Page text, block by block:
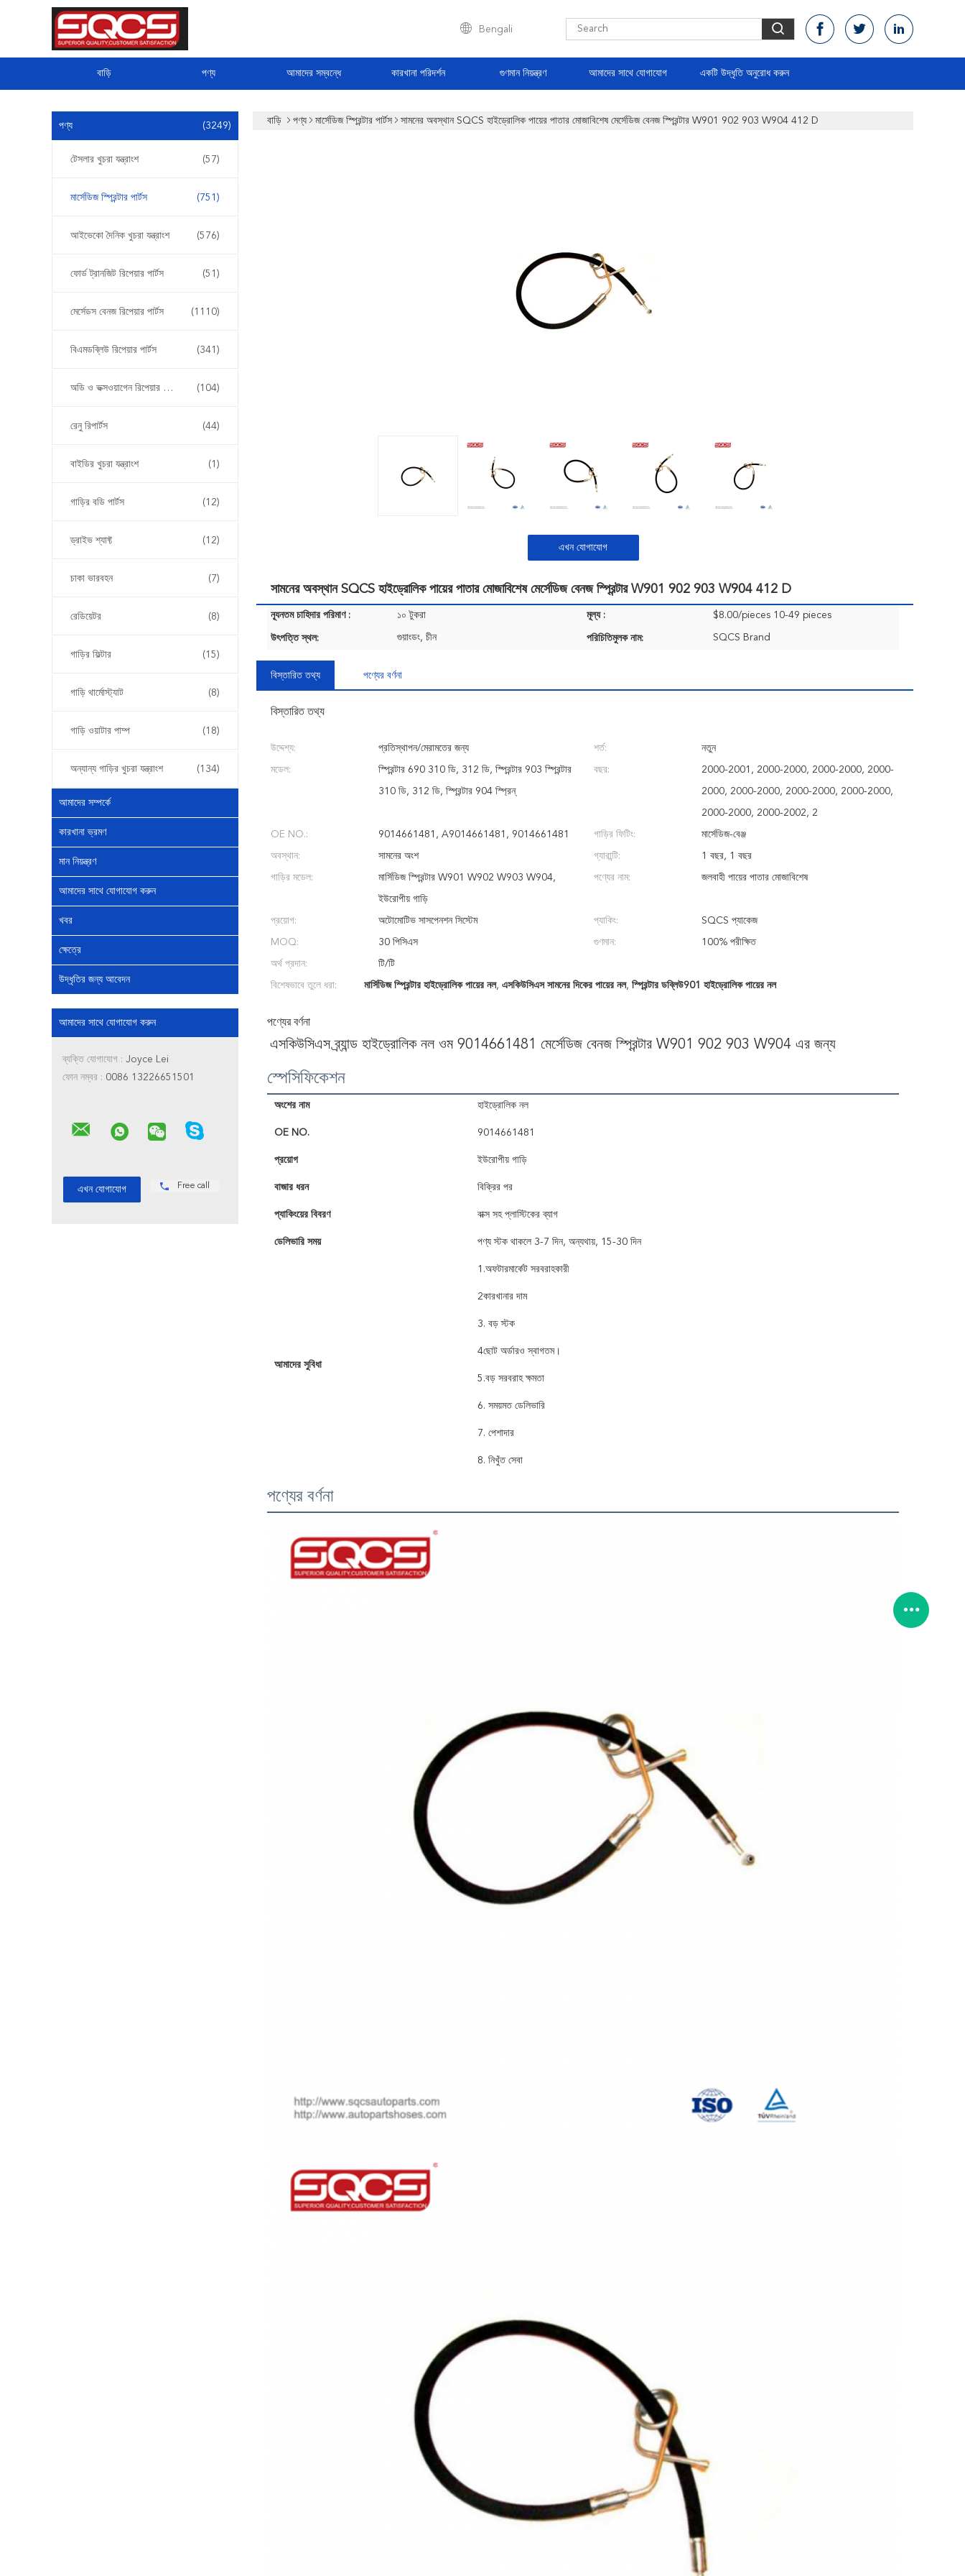
Bengali
বাড়ি পণ্য আমাদের সম্বন্ধে কারখানা পরিদর্শন গুণমান নিয়ন্ত্রণ আমাদের সাথে যোগাযোগ একটি উদ্ধৃতি অনুরোধ করুন
পণ্য (3249)
টেসলার খুচরা যন্ত্রাংশ (57)
মার্সেডিজ স্প্রিন্টার পার্টস (751)
আইভেকো দৈনিক খুচরা যন্ত্রাংশ (576)
ফোর্ড ট্রানজিট রিপেয়ার পার্টস (51)
মের্সেডস বেনজ রিপেয়ার পার্টস (1110)
বিএমডব্লিউ রিপেয়ার পার্টস (341)
অডি ও ভক্সওয়াগেন রিপেয়ার পার্টস (104)
রেনু রিপার্টস (44)
বাইডির খুচরা যন্ত্রাংশ (1)
গাড়ির বডি পার্টস (12)
ড্রাইভ শ্যাফ্ট (12)
চাকা ভারবহন (7)
রেডিয়েটর (8)
গাড়ির ফিল্টার (15)
গাড়ি থার্মোস্ট্যাট (8)
গাড়ি ওয়াটার পাম্প (18)
অন্যান্য গাড়ির খুচরা যন্ত্রাংশ (134)
আমাদের সম্পর্কে
কারখানা ভ্রমণ
মান নিয়ন্ত্রণ
আমাদের সাথে যোগাযোগ করুন
খবর
ক্ষেত্রে
উদ্ধৃতির জন্য আবেদন
আমাদের সাথে যোগাযোগ করুন
ব্যক্তি যোগাযোগ : Joyce Lei
ফোন নম্বর : 0086 13226651501
Free call
বাড়ি পণ্য মার্সেডিজ স্প্রিন্টার পার্টস সামনের অবস্থান SQCS হাইড্রোলিক পায়ের পাতার মোজাবিশেষ মের্সেডিজ বেনজ স্প্রিন্টার W901 902 903 W904 412 D
এখন যোগাযোগ
সামনের অবস্থান SQCS হাইড্রোলিক পায়ের পাতার মোজাবিশেষ মের্সেডিজ বেনজ স্প্রিন্টার W901 902 903 W904 412 D
ন্যূনতম চাহিদার পরিমাণ : ১০ টুকরা মূল্য : $8.00/pieces 10-49 pieces
উৎপত্তি স্থল: গুয়াংডং, চীন পরিচিতিমুলক নাম: SQCS Brand
বিস্তারিত তথ্য পণ্যের বর্ণনা
বিস্তারিত তথ্য
উদ্দেশ্য: প্রতিস্থাপন/মেরামতের জন্য শর্ত: নতুন
মডেল: স্প্রিন্টার 690 310 ডি, 312 ডি, স্প্রিন্টার 903 স্প্রিন্টার
310 ডি, 312 ডি, স্প্রিন্টার 904 স্প্রিন্
বছর: 2000-2001, 2000-2000, 2000-2000, 2000-
2000, 2000-2000, 2000-2000, 2000-2000,
2000-2000, 2000-2002, 2
OE NO.: 9014661481, A9014661481, 9014661481 গাড়ির ফিটিং: মার্সেডিজ-বেঞ্জ
অবস্থান: সামনের অংশ গ্যারান্টি: 1 বছর, 1 বছর
গাড়ির মডেল: মার্সিডিজ স্প্রিন্টার W901 W902 W903 W904,
ইউরোপীয় গাড়ি
পণ্যের নাম: জলবাহী পায়ের পাতার মোজাবিশেষ
প্রয়োগ: অটোমোটিভ সাসপেনশন সিস্টেম প্যাকিং: SQCS প্যাকেজ
MOQ: 30 পিসিএস গুণমান: 100% পরীক্ষিত
অর্থ প্রদান: টি/টি
বিশেষভাবে তুলে ধরা: মার্সিডিজ স্প্রিন্টার হাইড্রোলিক পায়ের নল, এসকিউসিএস সামনের দিকের পায়ের নল, স্প্রিন্টার ডব্লিউ901 হাইড্রোলিক পায়ের নল
পণ্যের বর্ণনা
এসকিউসিএস ব্র্যান্ড হাইড্রোলিক নল ওম 9014661481 মের্সেডিজ বেনজ স্প্রিন্টার W901 902 903 W904 এর জন্য
স্পেসিফিকেশন
অংশের নাম হাইড্রোলিক নল
OE NO. 9014661481
প্রয়োগ ইউরোপীয় গাড়ি
বাজার ধরন বিক্রির পর
প্যাকিংয়ের বিবরণ বাক্স সহ প্লাস্টিকের ব্যাগ
ডেলিভারি সময় পণ্য স্টক থাকলে 3-7 দিন, অন্যথায়, 15-30 দিন
আমাদের সুবিধা
1.অফটারমার্কেট সরবরাহকারী
2কারখানার দাম
3. বড় স্টক
4ছোট অর্ডারও স্বাগতম।
5.বড় সরবরাহ ক্ষমতা
6. সময়মত ডেলিভারি
7. পেশাদার
8. নিখুঁত সেবা
পণ্যের বর্ণনা